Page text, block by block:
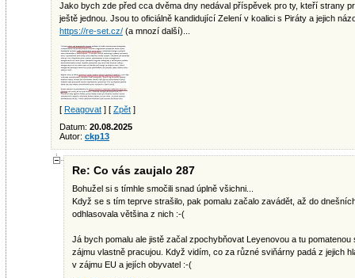
Jako bych zde před cca dvěma dny nedával příspěvek pro ty, kteří strany
ještě jednou. Jsou to oficiálně kandidující Zelení v koalici s Piráty a jejich
https://re-set.cz/ (a mnozí další)...
[ Reagovat ] [ Zpět ]
Datum: 20.08.2025
Autor: ckp13
Re: Co vás zaujalo 287
Bohužel si s tímhle smočili snad úplně všichni...
Když se s tím teprve strašilo, pak pomalu začalo zavádět, až do
odhlasovala většina z nich :-(
Já bych pomalu ale jistě začal zpochybňovat Leyenovou a tu
zájmu vlastně pracujou. Když vidím, co za různé sviňárny padá z jejich
v zájmu EU a jejích obyvatel :-(